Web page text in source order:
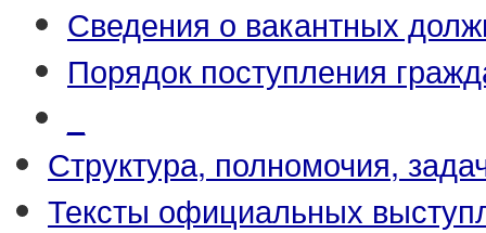
Сведения о вакантных
Порядок поступления
Структура, полномочия,
Тексты официальных